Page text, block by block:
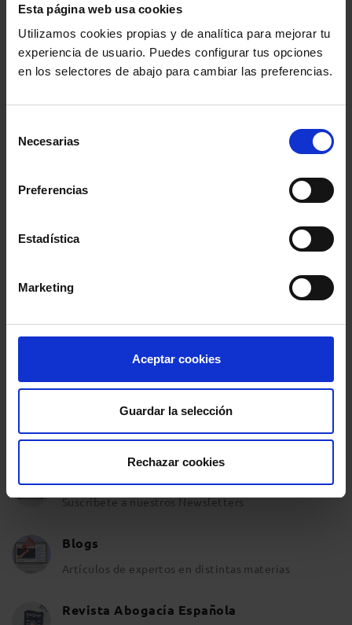
Esta página web usa cookies
Utilizamos cookies propias y de analítica para mejorar tu
experiencia de usuario. Puedes configurar tus opciones
en los selectores de abajo para cambiar las preferencias.
Necesarias
Preferencias
Estadística
Marketing
Aceptar cookies
Guardar la selección
Rechazar cookies
Audiencia Provincial de Malaga.
Comparte:
MENÚ
Agenda
Entrevistas
Opinión y análisis
Sala de Prensa
PUBLICACIONES PARA ESTAR AL DÍA
Suscríbete a nuestros Newsletters
Blogs
Artículos de expertos en distintas materias
Revista Abogacía Española